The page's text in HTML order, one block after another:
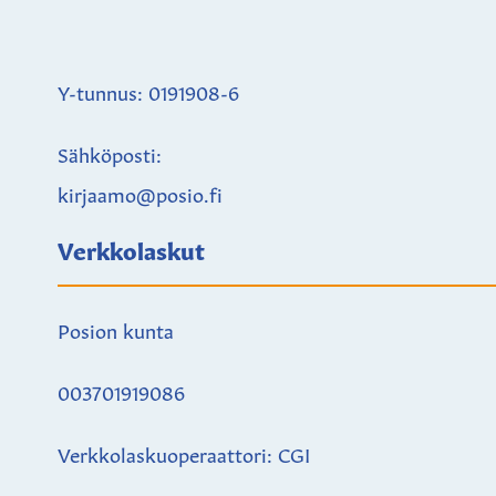
Y-tunnus: 0191908-6
Sähköposti:
kirjaamo@posio.fi
Verkkolaskut
Posion kunta
003701919086
Verkkolaskuoperaattori: CGI